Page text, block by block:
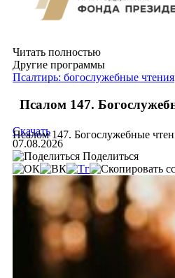
Читать полностью
Другие программы
Псалтирь: богослужебные чтения
Псалом 147.
Псалом 147. Богослужебные
Скачать
07.08.2026
Поделиться